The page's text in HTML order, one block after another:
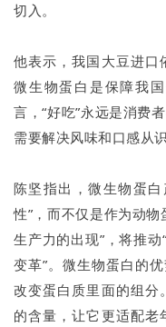
切入。
他表示，我国大豆进口
微生物蛋白是保障我
言，“好吃”永远是消费
需要解决风味和口感从
陈坚指出，微生物蛋
性”，而不仅是作为动
生产力的出现”，将推
变革”。微生物蛋白的
改变蛋白质里面的组分
的含量，让它更适配老